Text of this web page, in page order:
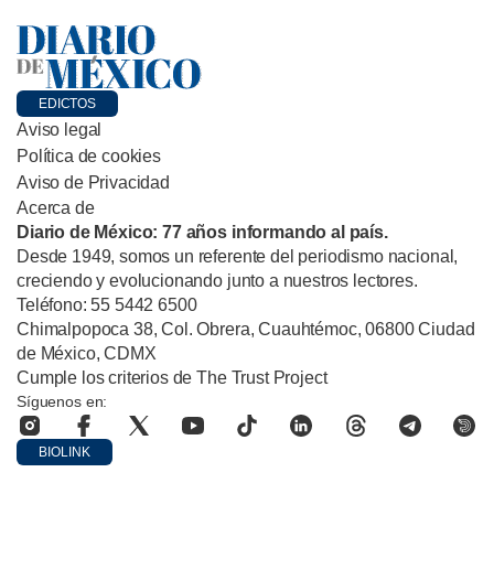
EDICTOS
Aviso legal
Política de cookies
Aviso de Privacidad
Acerca de
Diario de México: 77 años informando al país.
Desde 1949, somos un referente del periodismo nacional,
creciendo y evolucionando junto a nuestros lectores.
Teléfono: 55 5442 6500
Chimalpopoca 38, Col. Obrera, Cuauhtémoc, 06800 Ciudad
de México, CDMX
Cumple los criterios de The Trust Project
Síguenos en:
BIOLINK